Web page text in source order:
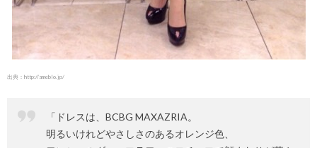
出典： http://ameblo.jp/
「ドレスは、BCBG MAXAZRIA。
明るいけれどやさしさのあるオレンジ色、